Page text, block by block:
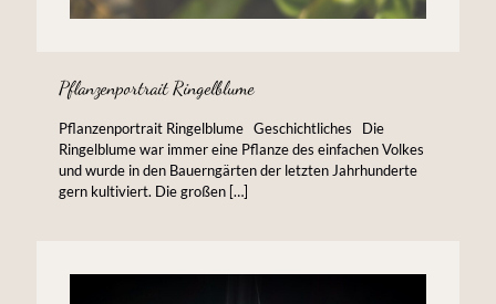
Pflanzenportrait Ringelblume
Pflanzenportrait Ringelblume Geschichtliches Die
Ringelblume war immer eine Pflanze des einfachen Volkes
und wurde in den Bauerngärten der letzten Jahrhunderte
gern kultiviert. Die großen […]